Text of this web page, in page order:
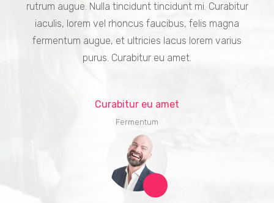
rutrum augue. Nulla tincidunt tincidunt mi. Curabitur
iaculis, lorem vel rhoncus faucibus, felis magna
fermentum augue, et ultricies lacus lorem varius
purus. Curabitur eu amet.
Curabitur eu amet
Fermentum